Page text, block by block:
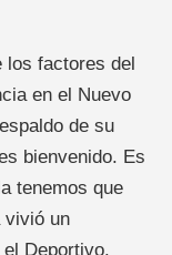
los factores del
en el Nuevo
de su
bienvenido. Es
tenemos que
vivió un
Deportivo.